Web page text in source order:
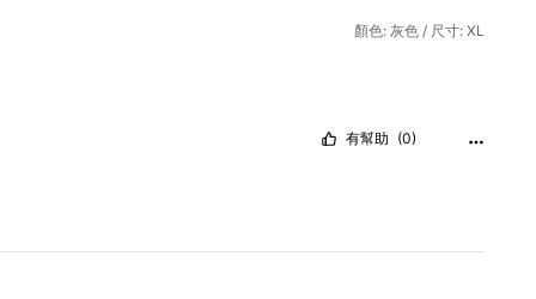
顏色: 灰色 / 尺寸: XL
有幫助 (0)